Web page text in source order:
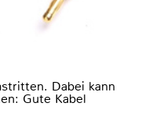
Dabei kann
Gute Kabel